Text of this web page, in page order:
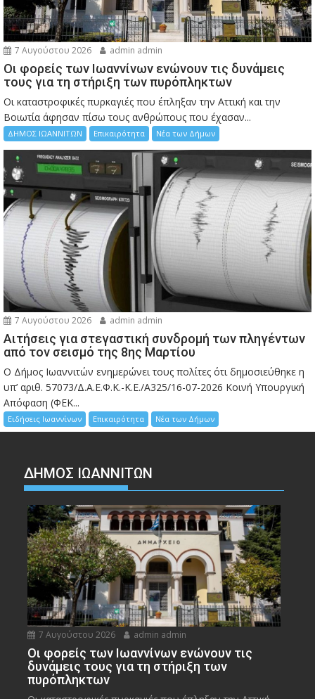
7 Αυγούστου 2026 admin admin
Οι φορείς των Ιωαννίνων ενώνουν τις δυνάμεις
τους για τη στήριξη των πυρόπληκτων
Οι καταστροφικές πυρκαγιές που έπληξαν την Αττική και την
Bοιωτία άφησαν πίσω τους ανθρώπους που έχασαν...
ΔΗΜΟΣ ΙΩΑΝΝΙΤΩΝ Επικαιρότητα Νέα των Δήμων
7 Αυγούστου 2026 admin admin
Αιτήσεις για στεγαστική συνδρομή των πληγέντων
από τον σεισμό της 8ης Μαρτίου
Ο Δήμος Ιωαννιτών ενημερώνει τους πολίτες ότι δημοσιεύθηκε η
υπ’ αριθ. 57073/Δ.Α.Ε.Φ.Κ.-Κ.Ε./Α325/16-07-2026 Κοινή Υπουργική
Απόφαση (ΦΕΚ...
Ειδήσεις Ιωαννίνων Επικαιρότητα Νέα των Δήμων
ΔΗΜΟΣ ΙΩΑΝΝΙΤΩΝ
7 Αυγούστου 2026 admin admin
Οι φορείς των Ιωαννίνων ενώνουν τις
δυνάμεις τους για τη στήριξη των
πυρόπληκτων